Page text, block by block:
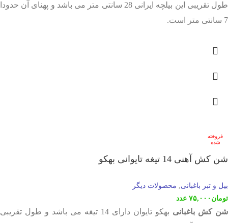
طول تقریبی این بیلچه ایرانی 28 سانتی متر می باشد و پهنای آن حدودا
7 سانتی متر است.
فروخته
شده
شن کش آهنی 14 تیغه تایوانی بهکو
بیل و تبر باغبانی محصولات دیگر
تومان ۷۵,۰۰۰ عدد
شن کش باغبانی
بهکو تایوان دارای 14 تیغه می باشد و طول تقریبی